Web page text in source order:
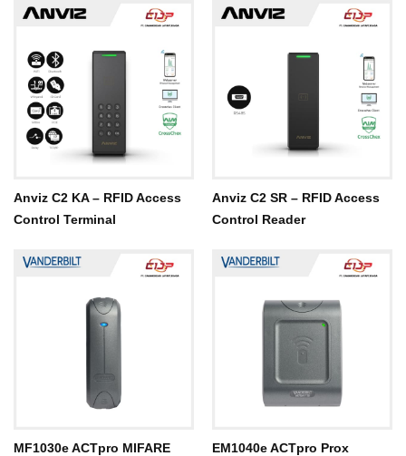
Anviz C2 KA – RFID Access
Control Terminal
Anviz C2 SR – RFID Access
Control Reader
MF1030e ACTpro MIFARE
EM1040e ACTpro Prox